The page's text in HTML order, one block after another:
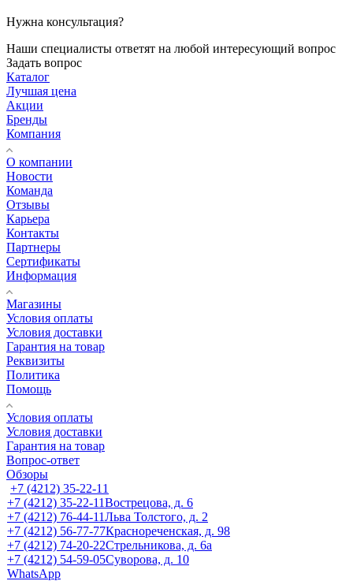
Нужна консультация?
Наши специалисты ответят на любой интересующий вопрос
Задать вопрос
Каталог
Лучшая цена
Акции
Бренды
Компания
О компании
Новости
Команда
Отзывы
Карьера
Контакты
Партнеры
Сертификаты
Информация
Магазины
Условия оплаты
Условия доставки
Гарантия на товар
Реквизиты
Политика
Помощь
Условия оплаты
Условия доставки
Гарантия на товар
Вопрос-ответ
Обзоры
+7 (4212) 35-22-11
+7 (4212) 35-22-11Вострецова, д. 6
+7 (4212) 76-44-11Льва Толстого, д. 2
+7 (4212) 56-77-77Краснореченская, д. 98
+7 (4212) 74-20-22Стрельникова, д. 6а
+7 (4212) 54-59-05Суворова, д. 10
WhatsApp